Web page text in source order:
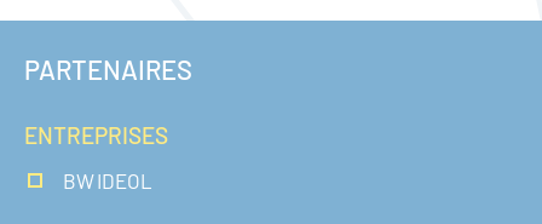
PARTENAIRES
ENTREPRISES
BW IDEOL